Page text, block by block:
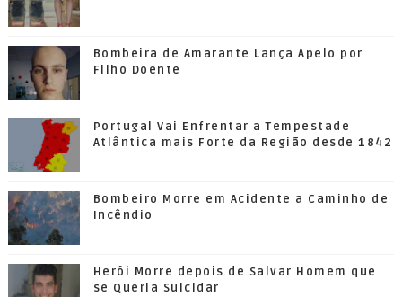
Bombeira de Amarante Lança Apelo por
Filho Doente
Portugal Vai Enfrentar a Tempestade
Atlântica mais Forte da Região desde 1842
Bombeiro Morre em Acidente a Caminho de
Incêndio
Herói Morre depois de Salvar Homem que
se Queria Suicidar